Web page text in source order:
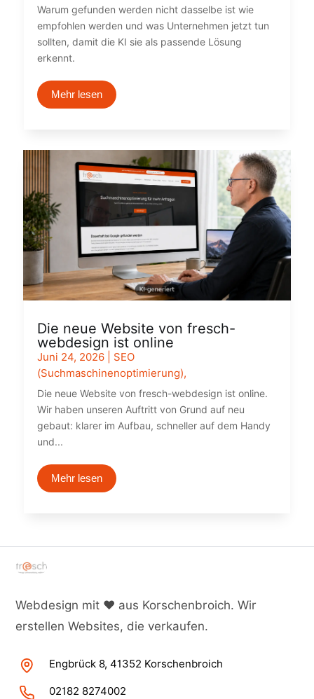
Warum gefunden werden nicht dasselbe ist wie
empfohlen werden und was Unternehmen jetzt tun
sollten, damit die KI sie als passende Lösung
erkennt.
Mehr lesen
Die neue Website von fresch-
webdesign ist online
Juni 24, 2026| SEO
(Suchmaschinenoptimierung),
Die neue Website von fresch-webdesign ist online.
Wir haben unseren Auftritt von Grund auf neu
gebaut: klarer im Aufbau, schneller auf dem Handy
und...
Mehr lesen
Webdesign mit ♥ aus Korschenbroich. Wir
erstellen Websites, die verkaufen.
Engbrück 8, 41352 Korschenbroich
02182 8274002